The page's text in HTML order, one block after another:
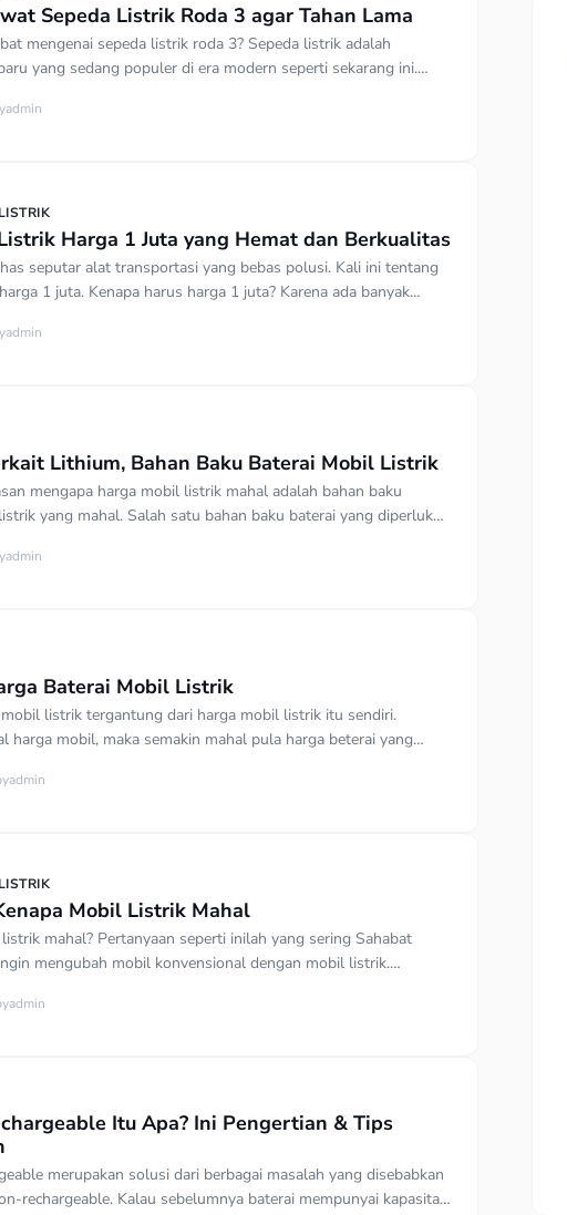
Sepeda Listrik Roda 3 agar Tahan Lama
mengenai sepeda listrik roda 3? Sepeda listrik adalah
yang sedang populer di era modern seperti sekarang ini.
cara sekaligus. Yaitu dengan cara menggunakan tenaga
admin
Harga 1 Juta yang Hemat dan Berkualitas
seputar alat transportasi yang bebas polusi. Kali ini tentang
1 juta. Kenapa harus harga 1 juta? Karena ada banyak
terjangkau, kenapa harus membeli yang mahal? Sepeda
admin
Lithium, Bahan Baku Baterai Mobil Listrik
mengapa harga mobil listrik mahal adalah bahan baku
yang mahal. Salah satu bahan baku baterai yang diperlukan
panjang dan tidak mudah. Sebagian besar motor dan mobil
admin
Baterai Mobil Listrik
listrik tergantung dari harga mobil listrik itu sendiri.
harga mobil, maka semakin mahal pula harga beterai yang
mobil bisa berfungsi sebagaimana mestinya. Indonesia melalui
admin
Mobil Listrik Mahal
mahal? Pertanyaan seperti inilah yang sering Sahabat
mengubah mobil konvensional dengan mobil listrik.
fosil seperti bensin dan solar. Presiden Jokowi telah
admin
Itu Apa? Ini Pengertian & Tips
merupakan solusi dari berbagai masalah yang disebabkan
rechargeable. Kalau sebelumnya baterai mempunyai kapasitas